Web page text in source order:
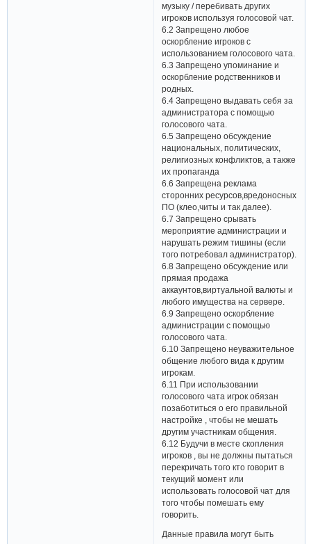
музыку / перебивать других
игроков используя голосовой чат.
6.2 Запрещено любое
оскорбление игроков с
использованием голосового чата.
6.3 Запрещено упоминание и
оскорбление родственников и
родных.
6.4 Запрещено выдавать себя за
администратора с помощью
голосового чата.
6.5 Запрещено обсуждение
национальных, политических,
религиозных конфликтов, а также
их пропаганда
6.6 Запрещена реклама
сторонних ресурсов,вредоносных
ПО (клео,читы и так далее).
6.7 Запрещено срывать
мероприятие администрации и
нарушать режим тишины (если
того потребовал администратор).
6.8 Запрещено обсуждение или
прямая продажа
аккаунтов,виртуальной валюты и
любого имущества на сервере.
6.9 Запрещено оскорбление
администрации с помощью
голосового чата.
6.10 Запрещено неуважительное
общение любого вида к другим
игрокам.
6.11 При использовании
голосового чата игрок обязан
позаботиться о его правильной
настройке , чтобы не мешать
другим участникам общения.
6.12 Будучи в месте скопления
игроков , вы не должны пытаться
перекричать того кто говорит в
текущий момент или
использовать голосовой чат для
того чтобы помешать ему
говорить.
Данные правила могут быть